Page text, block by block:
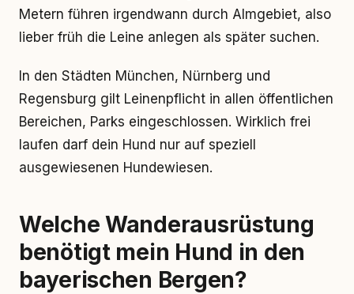
Metern führen irgendwann durch Almgebiet, also
lieber früh die Leine anlegen als später suchen.
In den Städten München, Nürnberg und
Regensburg gilt Leinenpflicht in allen öffentlichen
Bereichen, Parks eingeschlossen. Wirklich frei
laufen darf dein Hund nur auf speziell
ausgewiesenen Hundewiesen.
Welche Wanderausrüstung
benötigt mein Hund in den
bayerischen Bergen?